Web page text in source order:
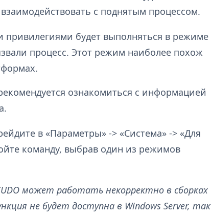
с поднятым процессом.
будет выполняться в режиме
процесс. Этот режим наиболее похож
ознакомиться с информацией
в «Параметры» -> «Система» -> «Для
команду, выбрав один из режимов
может работать некорректно в сборках
не будет доступна в Windows Server, так